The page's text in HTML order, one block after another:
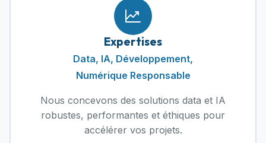
Expertises
Data, IA, Développement,
Numérique Responsable
Nous concevons des solutions data et IA
robustes, performantes et éthiques pour
accélérer vos projets.